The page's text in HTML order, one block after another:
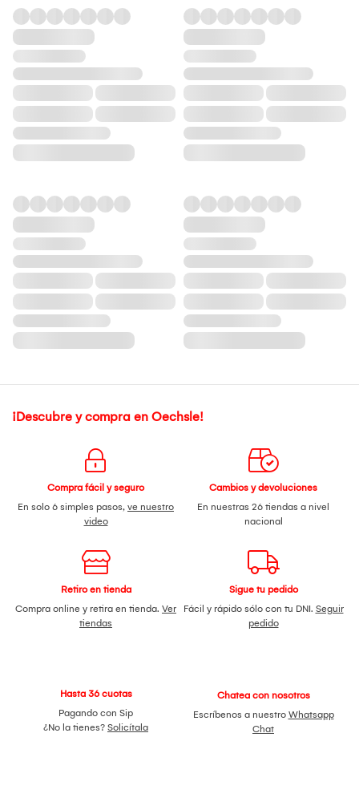
¡Descubre y compra en Oechsle!
Compra fácil y seguro
En solo 6 simples pasos, ve nuestro
video
Cambios y devoluciones
En nuestras 26 tiendas a nivel
nacional
Retiro en tienda
Compra online y retira en tienda. Ver
tiendas
Sigue tu pedido
Fácil y rápido sólo con tu DNI. Seguir
pedido
Hasta 36 cuotas
Pagando con Sip
¿No la tienes? Solicítala
Chatea con nosotros
Escríbenos a nuestro Whatsapp
Chat